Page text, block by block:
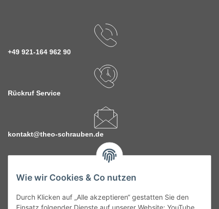
Wie wir Cookies & Co nutzen
Durch Klicken auf „Alle akzeptieren“ gestatten Sie den
Einsatz folgender Dienste auf unserer Website: YouTube,
+49 921-164 962 90
Rückruf Service
kontakt@theo-schrauben.de
Service